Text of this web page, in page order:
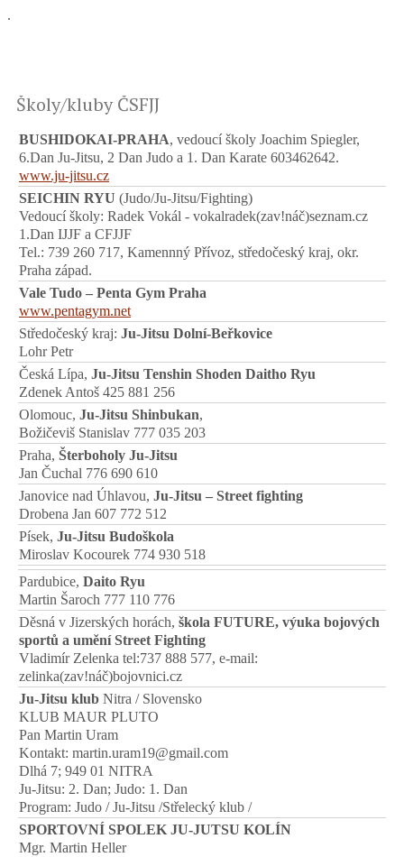
.
Školy/kluby ČSFJJ
BUSHIDOKAI-PRAHA, vedoucí školy Joachim Spiegler,
6.Dan Ju-Jitsu, 2 Dan Judo a 1. Dan Karate 603462642.
www.ju-jitsu.cz
SEICHIN RYU (Judo/Ju-Jitsu/Fighting)
Vedoucí školy: Radek Vokál - vokalradek(zav!náč)seznam.cz
1.Dan IJJF a CFJJF
Tel.: 739 260 717, Kamennný Přívoz, středočeský kraj, okr.
Praha západ.
Vale Tudo – Penta Gym Praha
www.pentagym.net
Středočeský kraj: Ju-Jitsu Dolní-Beřkovice
Lohr Petr
Česká Lípa, Ju-Jitsu Tenshin Shoden Daitho Ryu
Zdenek Antoš 425 881 256
Olomouc, Ju-Jitsu Shinbukan,
Božičeviš Stanislav 777 035 203
Praha, Šterboholy Ju-Jitsu
Jan Čuchal 776 690 610
Janovice nad Úhlavou, Ju-Jitsu – Street fighting
Drobena Jan 607 772 512
Písek, Ju-Jitsu Budoškola
Miroslav Kocourek 774 930 518
Pardubice, Daito Ryu
Martin Šaroch 777 110 776
Děsná v Jizerských horách, škola FUTURE, výuka bojových
sportů a umění Street Fighting
Vladimír Zelenka tel:737 888 577, e-mail:
zelinka(zav!náč)bojovnici.cz
Ju-Jitsu klub Nitra / Slovensko
KLUB MAUR PLUTO
Pan Martin Uram
Kontakt: martin.uram19@gmail.com
Dlhá 7; 949 01 NITRA
Ju-Jitsu: 2. Dan; Judo: 1. Dan
Program: Judo / Ju-Jitsu /Střelecký klub /
SPORTOVNÍ SPOLEK JU-JUTSU KOLÍN
Mgr. Martin Heller